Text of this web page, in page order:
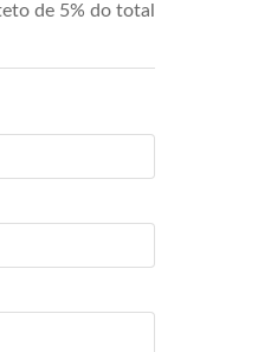
de 5% do total